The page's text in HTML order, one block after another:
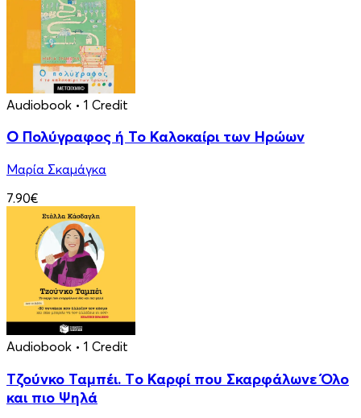
Audiobook • 1 Credit
Ο Πολύγραφος ή Το Καλοκαίρι των Ηρώων
Μαρία Σκαμάγκα
7.90€
Audiobook • 1 Credit
Τζούνκο Ταμπέι. Tο Καρφί που Σκαρφάλωνε Όλο
και πιο Ψηλά